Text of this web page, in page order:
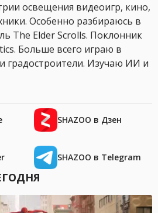
освещения видеоигр, кино,
Особенно разбираюсь в
The Elder Scrolls. Поклонник
Больше всего играю в
градостроители. Изучаю ИИ и
SHAZOO в Дзен
SHAZOO в Telegram